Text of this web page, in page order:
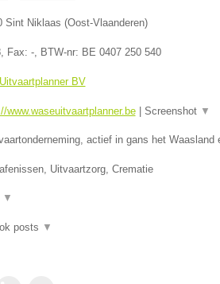
Sint Niklaas (Oost-Vlaanderen)
, Fax: -, BTW-nr: BE 0407 250 540
BV
www.waseuitvaartplanner.be| Screenshot ▼
actief in gans het Waasland
Uitvaartzorg, Crematie
▼
posts ▼